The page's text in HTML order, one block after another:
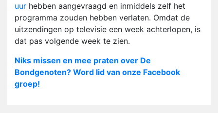
uur hebben aangevraagd en inmiddels zelf het
programma zouden hebben verlaten. Omdat de
uitzendingen op televisie een week achterlopen, is
dat pas volgende week te zien.
Niks missen en mee praten over De
Bondgenoten? Word lid van onze Facebook
groep!